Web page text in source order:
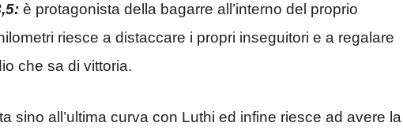
è protagonista della bagarre all’interno del proprio
riesce a distaccare i propri inseguitori e a regalare
che sa di vittoria.
sino all’ultima curva con Luthi ed infine riesce ad avere la